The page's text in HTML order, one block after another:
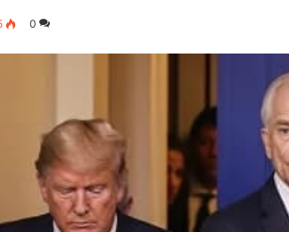
0